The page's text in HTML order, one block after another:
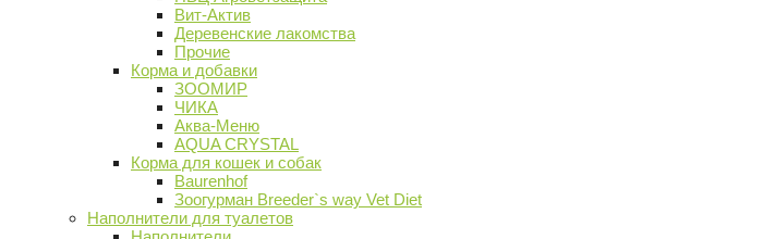
Вит-Актив
Деревенские лакомства
Прочие
Корма и добавки
ЗООМИР
ЧИКА
Аква-Меню
AQUA CRYSTAL
Корма для кошек и собак
Baurenhof
Зоогурман Breeder`s way Vet Diet
Наполнители для туалетов